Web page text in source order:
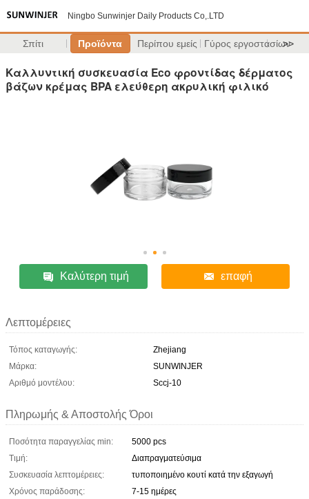
Ningbo Sunwinjer Daily Products Co,.LTD
Σπίτι Προϊόντα Περίπου εμείς Γύρος εργοστασίων
>>
Καλλυντική συσκευασία Eco φροντίδας δέρματος
βάζων κρέμας BPA ελεύθερη ακρυλική φιλικό
Καλύτερη τιμή επαφή
Λεπτομέρειες
Τόπος καταγωγής:
Zhejiang
Μάρκα:
SUNWINJER
Αριθμό μοντέλου:
Sccj-10
Πληρωμής & Αποστολής Όροι
Ποσότητα παραγγελίας min:
5000 pcs
Τιμή:
Διαπραγματεύσιμα
Συσκευασία λεπτομέρειες:
τυποποιημένο κουτί κατά την εξαγωγή
Χρόνος παράδοσης:
7-15 ημέρες